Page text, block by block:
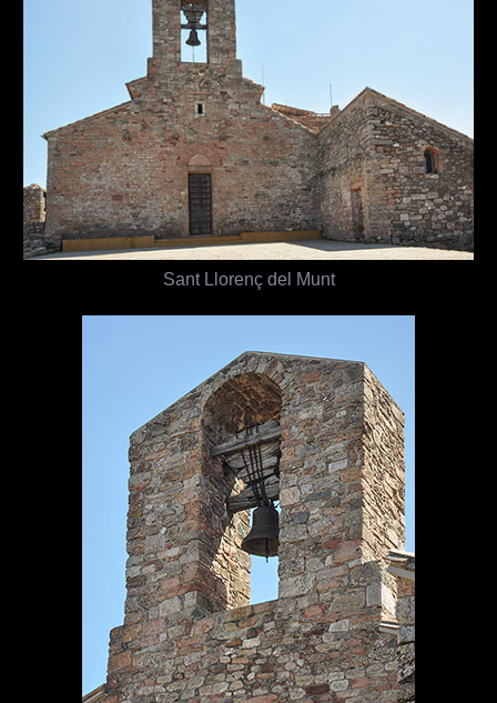
Sant Llorenç del Munt